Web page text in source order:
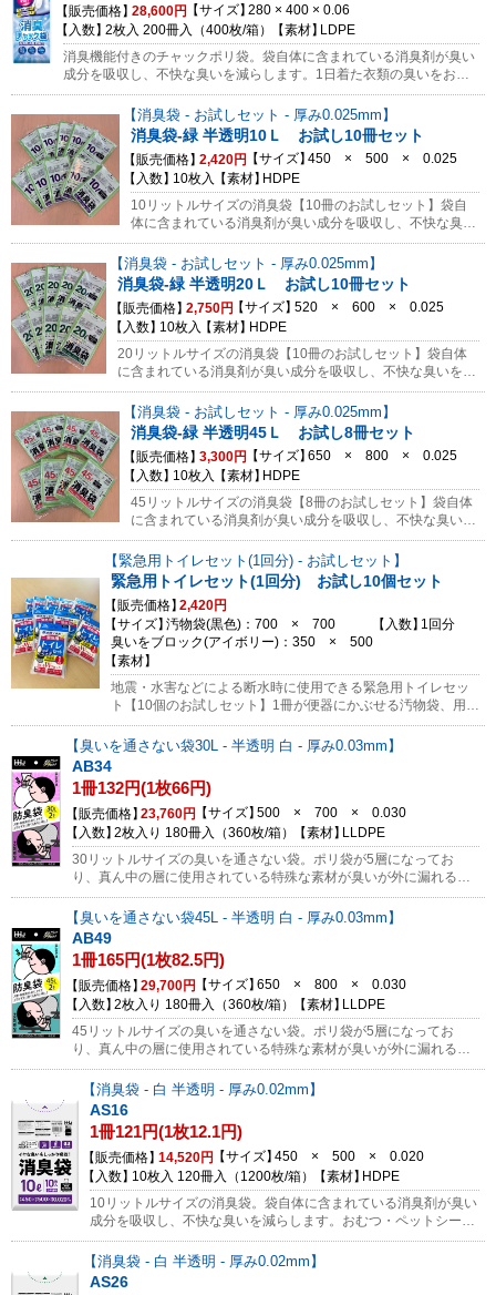
届け！臭いブロックする袋は保育園からの使用済みおむつ
の持ち帰りに最適です。臭いを強力にブロックするので持
ち帰り時に買い物や通院をしても臭い漏れが気になりませ
ん。さらに、ゴミの日まで数日保管しても臭いが気になり
ません。
販売価格 28,600円 サイズ
280 × 400 × 0.06
入数
2枚入 200冊入（400枚/箱） 素材
LDPE
消臭機能付きのチャックポリ袋。袋自体に含まれている消臭剤が臭い
成分を吸収し、不快な臭いを減らします。1日着た衣類の臭いをおさ
えるので、旅行・出張、ジム・サウナ、部活動などに！チャックで密
閉でき便利！※無料サンプル対象外の商品になります。
消臭袋 - お試しセット - 厚み0.025mm
消臭袋-緑 半透明10Ｌ お試し10冊セット
販売価格 2,420円 サイズ
450 × 500 × 0.025
入数
10枚入 素材
HDPE
10リットルサイズの消臭袋【10冊のお試しセット】袋自
体に含まれている消臭剤が臭い成分を吸収し、不快な臭い
を減らします。おむつ・ペットシート・生ごみ等の廃棄
に。小型の消臭袋AS05にごみを入れてからこの袋にまと
めて入れておくとさらに効果的です！※返品不可商品で
す。ご購入前に必ず商品のお間違いがないかご確認をお願
いします。
消臭袋 - お試しセット - 厚み0.025mm
消臭袋-緑 半透明20Ｌ お試し10冊セット
販売価格 2,750円 サイズ
520 × 600 × 0.025
入数
10枚入 素材
HDPE
20リットルサイズの消臭袋【10冊のお試しセット】袋自体
に含まれている消臭剤が臭い成分を吸収し、不快な臭いを減
らします。おむつ・ペットシート・生ごみ等の廃棄に。小型
の消臭袋AS05にごみを入れてからこの袋にまとめて入れて
おくとさらに効果的です！※返品不可商品です。ご購入前に
必ず商品のお間違いがないかご確認をお願いします。
消臭袋 - お試しセット - 厚み0.025mm
消臭袋-緑 半透明45Ｌ お試し8冊セット
販売価格 3,300円 サイズ
650 × 800 × 0.025
入数
10枚入 素材
HDPE
45リットルサイズの消臭袋【8冊のお試しセット】袋自体
に含まれている消臭剤が臭い成分を吸収し、不快な臭いを
減らします。おむつ・ペットシート・生ごみ等の廃棄に。
従来の45リットルサイズよりもコンパクトなパッケージで
置く場所に困りません。小型の消臭袋AS05にごみを入れ
てからこの袋にまとめて入れておくとさらに効果的です！
※返品不可商品です。ご購入前に必ず商品のお間違いがな
いかご確認をお願いします。
緊急用トイレセット(1回分) - お試しセット
緊急用トイレセット(1回分) お試し10個セット
販売価格
2,420円
サイズ
汚物袋(黒色)：700 × 700
臭いをブロック(アイボリー)：350 × 500
入数 1回分
素材
地震・水害などによる断水時に使用できる緊急用トイレセッ
ト【10個のお試しセット】1冊が便器にかぶせる汚物袋、用便
後に入れる凝固剤と廃棄用の臭いをブロックするポリ袋の各1
個ずつ、1回分の使い切りセットになっています。抗菌効果の
ある凝固剤(日本製)を使用し、さらに汚物袋を臭いをブロック
するポリ袋に入れることで臭いを二重にブロックします！10
年間の長期保存が可能ですので、いざという時の備えに！ま
た、アウトドア・ドライブ用にもオススメ！※無料サンプル
対象外の製品になります。※返品不可商品です。ご購入前に
必ず商品のお間違いがないかご確認をお願いします。
臭いを通さない袋30L - 半透明 白 - 厚み0.03mm
AB34
1冊132円(1枚66円)
販売価格 23,760円 サイズ
500 × 700 × 0.030
入数
2枚入り 180冊入（360枚/箱） 素材
LLDPE
30リットルサイズの臭いを通さない袋。ポリ袋が5層になってお
り、真ん中の層に使用されている特殊な素材が臭いが外に漏れるの
を強力にブロックします。袋の3分の2くらいまでは開口部を市販の
クリップで止めて使用すると縛らずに臭いを防ぐことが出来ます。
おむつ・ペットシート・生ごみ等をまとめて廃棄する際に便利！小
型の消臭袋AS05にごみを入れてからこの袋にまとめて入れておくと
さらに効果的です！消臭袋について詳しくはコチラ※無料サンプル
対象外の商品になります。 消臭袋・臭いをブロック発売記念キャン
ペーン 今ならどなた様でもご希望の方に無料サンプルとしてMサイ
ズを各2枚ずつお送りします。（1法人、1世帯、1回限り）サンプル
のご依頼はコチラから ※景品・粗品・販促用品として配布する用途
にも便利な商品です。
臭いを通さない袋45L - 半透明 白 - 厚み0.03mm
AB49
1冊165円(1枚82.5円)
販売価格 29,700円 サイズ
650 × 800 × 0.030
入数
2枚入り 180冊入（360枚/箱） 素材
LLDPE
45リットルサイズの臭いを通さない袋。ポリ袋が5層になってお
り、真ん中の層に使用されている特殊な素材が臭いが外に漏れるの
を強力にブロックします。袋の3分の2くらいまでは開口部を市販の
クリップで止めて使用すると縛らずに臭いを防ぐことが出来ます。
おむつ・ペットシート・生ごみ等をまとめて廃棄する際に便利！小
型の消臭袋AS05にごみを入れてからこの袋にまとめて入れておくと
さらに効果的です！消臭袋について詳しくはコチラ※無料サンプル
対象外の商品になります。 消臭袋・臭いをブロック発売記念キャン
ペーン 今ならどなた様でもご希望の方に無料サンプルとしてMサイ
ズを各2枚ずつお送りします。（1法人、1世帯、1回限り）サンプル
のご依頼はコチラから ※景品・粗品・販促用品として配布する用途
にも便利な商品です。
消臭袋 - 白 半透明 - 厚み0.02mm
AS16
1冊121円(1枚12.1円)
販売価格 14,520円 サイズ
450 × 500 × 0.020
入数
10枚入 120冊入（1200枚/箱） 素材
HDPE
10リットルサイズの消臭袋。袋自体に含まれている消臭剤が臭い
成分を吸収し、不快な臭いを減らします。おむつ・ペットシー
ト・生ごみ等の廃棄に。小型の消臭袋AS05にごみを入れてから
この袋にまとめて入れておくとさらに効果的です！サンプルのご
依頼はコチラから
消臭袋 - 白 半透明 - 厚み0.02mm
AS26